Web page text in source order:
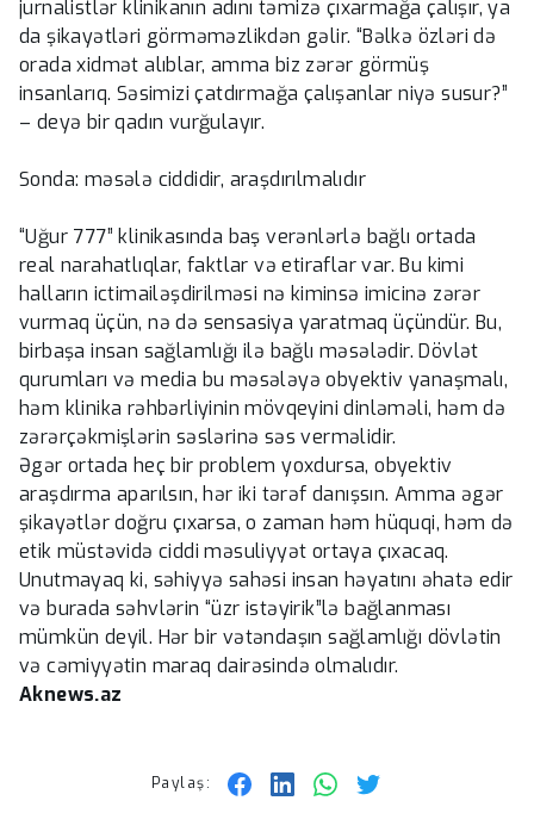
jurnalistlər klinikanın adını təmizə çıxarmağa çalışır, ya
da şikayətləri görməməzlikdən gəlir. “Bəlkə özləri də
orada xidmət alıblar, amma biz zərər görmüş
insanlarıq. Səsimizi çatdırmağa çalışanlar niyə susur?”
– deyə bir qadın vurğulayır.
Sonda: məsələ ciddidir, araşdırılmalıdır
“Uğur 777” klinikasında baş verənlərlə bağlı ortada
real narahatlıqlar, faktlar və etiraflar var. Bu kimi
halların ictimailəşdirilməsi nə kiminsə imicinə zərər
vurmaq üçün, nə də sensasiya yaratmaq üçündür. Bu,
birbaşa insan sağlamlığı ilə bağlı məsələdir. Dövlət
qurumları və media bu məsələyə obyektiv yanaşmalı,
həm klinika rəhbərliyinin mövqeyini dinləməli, həm də
zərərçəkmişlərin səslərinə səs verməlidir.
Əgər ortada heç bir problem yoxdursa, obyektiv
araşdırma aparılsın, hər iki tərəf danışsın. Amma əgər
şikayətlər doğru çıxarsa, o zaman həm hüquqi, həm də
etik müstəvidə ciddi məsuliyyət ortaya çıxacaq.
Unutmayaq ki, səhiyyə sahəsi insan həyatını əhatə edir
və burada səhvlərin “üzr istəyirik”lə bağlanması
mümkün deyil. Hər bir vətəndaşın sağlamlığı dövlətin
və cəmiyyətin maraq dairəsində olmalıdır.
Aknews.az
Paylaş: